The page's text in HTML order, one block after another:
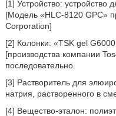
[1] Устройство:
[Модель «HLC-8120 GPC»
Corporation]
[2] Колонки: «TSK gel
[производства компании
последовательно.
[3] Растворитель для
натрия, растворенного в
[4] Вещество-эталон: